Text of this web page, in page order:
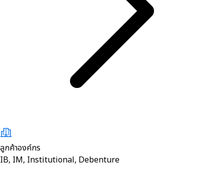
ลูกค้าองค์กร
IB, IM, Institutional, Debenture